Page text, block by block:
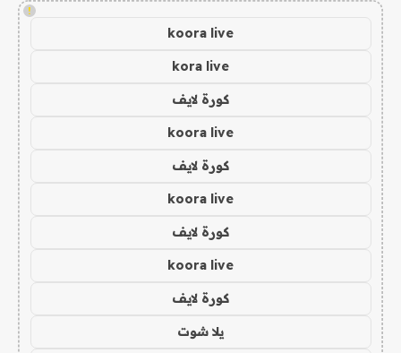
!
koora live
kora live
كورة لايف
koora live
كورة لايف
koora live
كورة لايف
koora live
كورة لايف
يلا شوت